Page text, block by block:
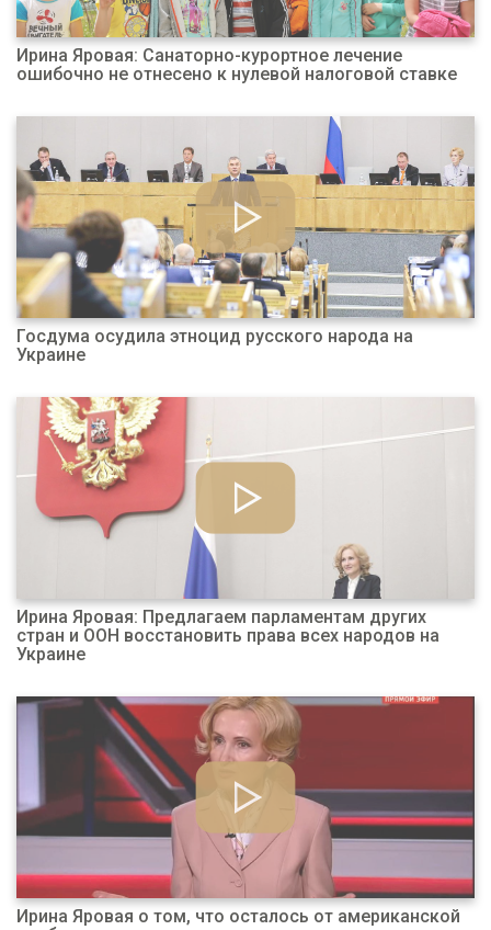
Ирина Яровая: Санаторно-курортное лечение
ошибочно не отнесено к нулевой налоговой ставке
Госдума осудила этноцид русского народа на
Украине
Ирина Яровая: Предлагаем парламентам других
стран и ООН восстановить права всех народов на
Украине
Ирина Яровая о том, что осталось от американской